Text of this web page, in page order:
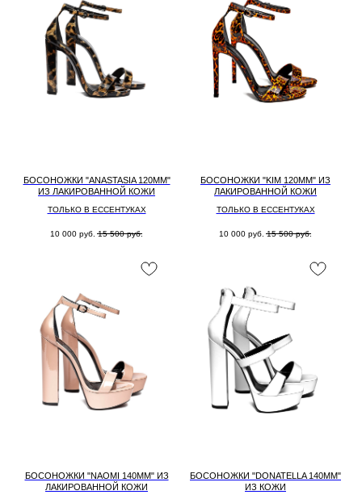
БОСОНОЖКИ "ANASTASIA 120MM"
ИЗ ЛАКИРОВАННОЙ КОЖИ
ТОЛЬКО В ЕССЕНТУКАХ
10 000 руб. 15 500 руб.
БОСОНОЖКИ "KIM 120MM" ИЗ
ЛАКИРОВАННОЙ КОЖИ
ТОЛЬКО В ЕССЕНТУКАХ
10 000 руб. 15 500 руб.
БОСОНОЖКИ "NAOMI 140MM" ИЗ
ЛАКИРОВАННОЙ КОЖИ
БОСОНОЖКИ "DONATELLA 140MM"
ИЗ КОЖИ